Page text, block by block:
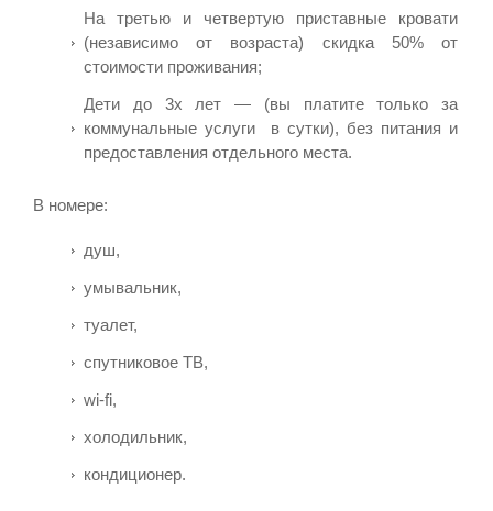
На третью и четвертую приставные кровати
(независимо от возраста) скидка 50% от
стоимости проживания;
Дети до 3х лет — (вы платите только за
коммунальные услуги в сутки), без питания и
предоставления отдельного места.
В номере:
душ,
умывальник,
туалет,
спутниковое ТВ,
wi-fi,
холодильник,
кондиционер.